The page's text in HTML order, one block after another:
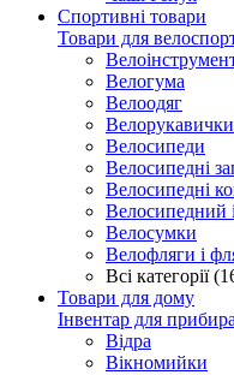
Спортивні товари
Товари для
Велогума
Велоодяг
Велорукавички
Велосипеди
Велосипедні
Велосипедні
Велосипедний
Велосумки
Велофляги і
Всі категорії
Товари для дому
Інвентар для
Відра
Вікномийки